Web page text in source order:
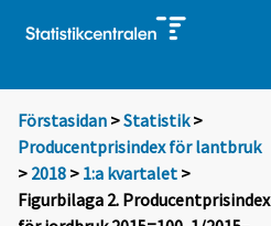
Förstasidan >Statistik >
Producentprisindex för lantbruk
> 2018 > 1:a kvartalet >
Figurbilaga 2. Producentprisindex